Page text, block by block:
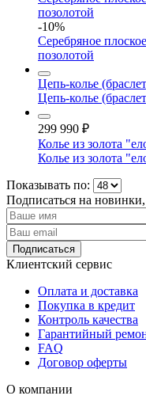
позолотой
-10%
Серебряное
позолотой
Цепь-колье
Цепь-колье
299 990 ₽
Колье из золота
Колье из золота
Показывать по:
Подписаться на
Подписаться
Клиентский сервис
Оплата и доставка
Покупка в кредит
Контроль качества
Гарантийный
FAQ
Договор оферты
О компании